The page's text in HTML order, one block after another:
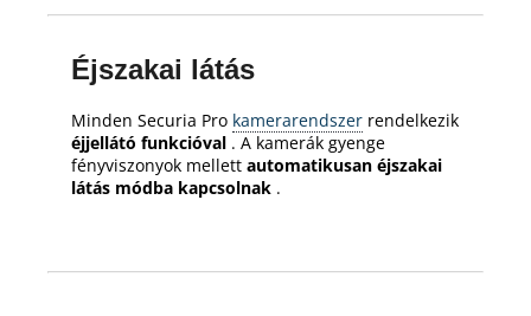
Éjszakai látás
Minden Securia Pro kamerarendszer rendelkezik
éjjellátó funkcióval . A kamerák gyenge
fényviszonyok mellett automatikusan éjszakai
látás módba kapcsolnak .